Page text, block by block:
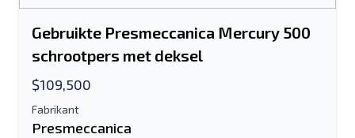
Gebruikte Presmeccanica Mercury 500
schrootpers met deksel
$109,500
Fabrikant
Presmeccanica